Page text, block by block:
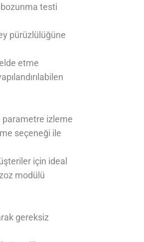
bozunma testi
pürüzlülüğüne
etme
parametre izleme
seçeneği ile
için ideal
modülü
gereksiz